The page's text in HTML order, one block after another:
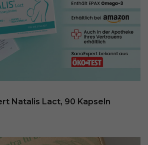
Natalis Lact, 90 Kapseln